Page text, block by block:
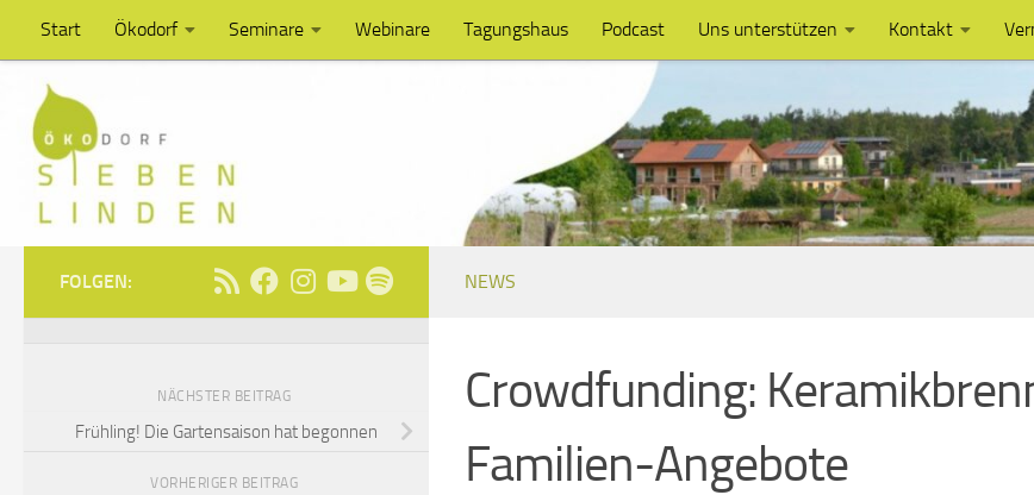
Unter dem Inhalt
Start Ökodorf Seminare Webinare Tagungshaus Podcast Uns unterstützen Kontakt
NEWS
Crowdfunding:
Familien-Angebote
FOLGEN:
NÄCHSTER BEITRAG
Frühling! Die Gartensaison hat begonnen
VORHERIGER BEITRAG